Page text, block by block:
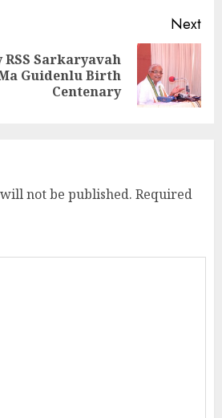
Next
Sarkaryavah
Guidenlu Birth
Centenary
not be published. Required